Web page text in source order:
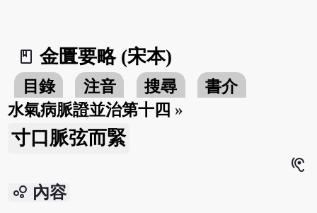
book_2
金匱要略 (宋本)
目錄 注音 搜尋
書介
水氣病脈證並治第十四 »
寸口脈弦而緊
hearing
bubble_chart 內容